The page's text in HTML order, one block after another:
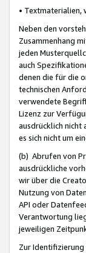
•
Neben den
Zusammenhang
jeden
auch
denen die für die
technischen
verwendete
Lizenz zur
ausdrücklich nicht
es sich nicht um
(b) Abrufen von
ausdrückliche
wir über die
Nutzung von
API oder
Verantwortung
jeweiligen
Zur Identifizierung